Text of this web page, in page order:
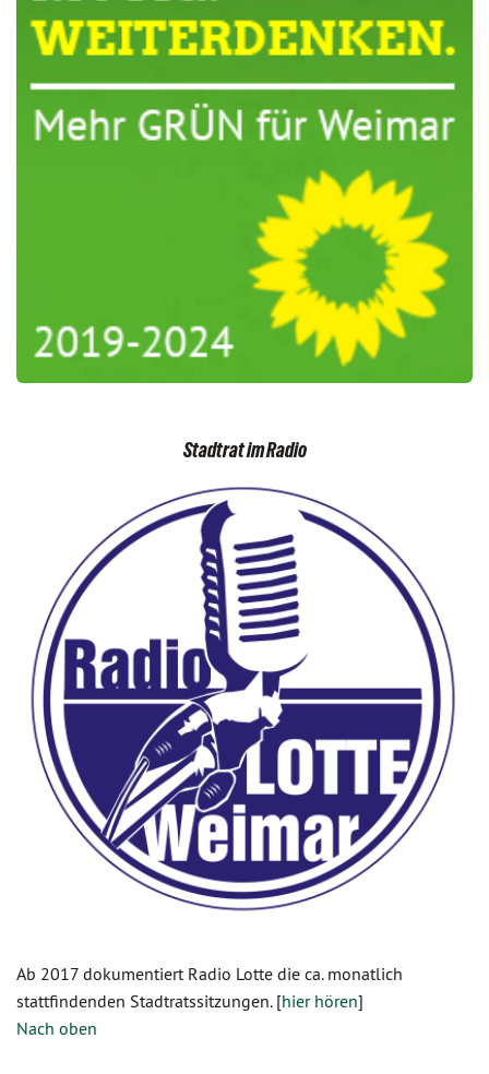
Stadtrat im Radio
Ab 2017 dokumentiert Radio Lotte die ca. monatlich
stattfindenden Stadtratssitzungen. [hier hören]
Nach oben